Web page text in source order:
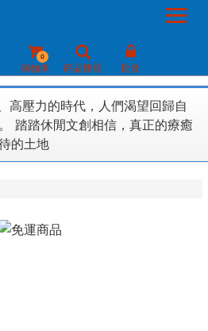
高壓力的時代，人們渴望回歸自
踏踏休閒文創相信，真正的療癒
的土地
購物車
0
商品搜尋 批發